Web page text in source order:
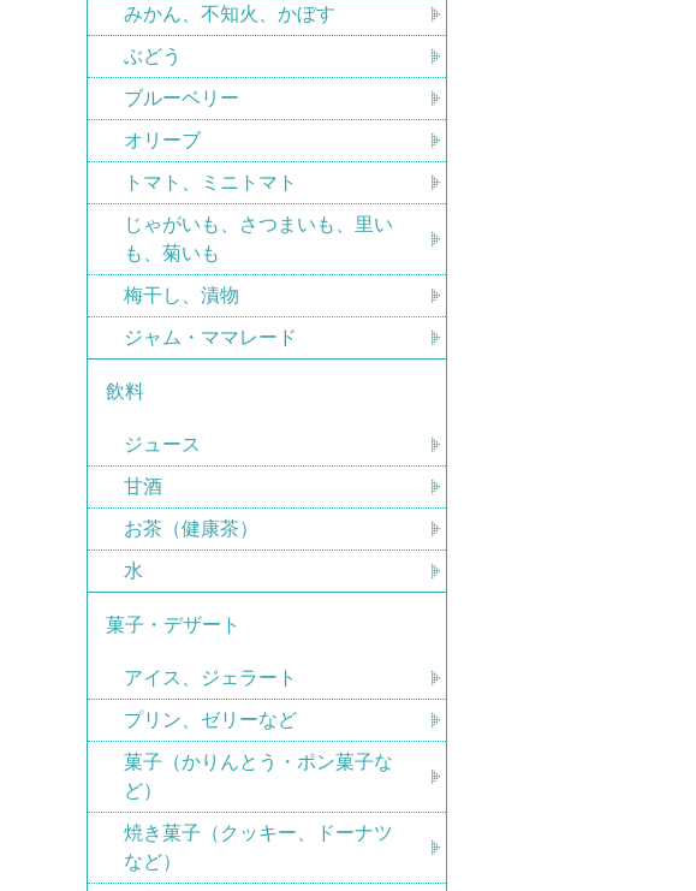
みかん、不知火、かぼす
ぶどう
ブルーベリー
オリーブ
トマト、ミニトマト
じゃがいも、さつまいも、里い
も、菊いも
梅干し、漬物
ジャム・ママレード
飲料
ジュース
甘酒
お茶（健康茶）
水
菓子・デザート
アイス、ジェラート
プリン、ゼリーなど
菓子（かりんとう・ポン菓子な
ど）
焼き菓子（クッキー、ドーナツ
など）